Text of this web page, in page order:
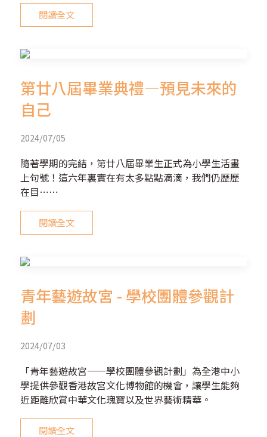
閱讀全文
第廿八屆畢業典禮—預見未來的
自己
2024/07/05
隨著學期的完結，第廿八屆畢業生正式為小學生活畫
上句號！這六年裏實在有太多點點滴滴，我們仍歷歷
在目⋯⋯
閱讀全文
青年藝遊故宮 - 學校團體參觀計
劃
2024/07/03
「青年藝遊故宮——學校團體參觀計劃」為全港中小
學提供參觀香港故宮文化博物館的機會，讓學生能夠
近距離欣賞中華文化瑰寶以及世界藝術精華。
閱讀全文